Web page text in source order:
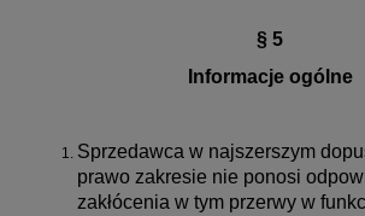
§ 5
Informacje ogólne
Sprzedawca w najszerszym
prawo zakresie nie ponosi
zakłócenia w tym przerwy w